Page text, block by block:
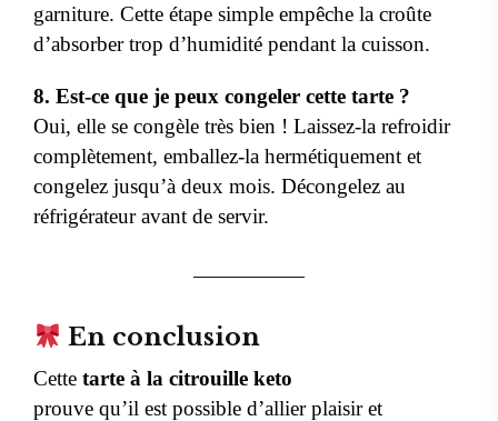
garniture. Cette étape simple empêche la croûte
d’absorber trop d’humidité pendant la cuisson.
8. Est-ce que je peux congeler cette tarte ?
Oui, elle se congèle très bien ! Laissez-la refroidir
complètement, emballez-la hermétiquement et
congelez jusqu’à deux mois. Décongelez au
réfrigérateur avant de servir.
En conclusion
Cette tarte à la citrouille keto
prouve qu’il est possible d’allier plaisir et